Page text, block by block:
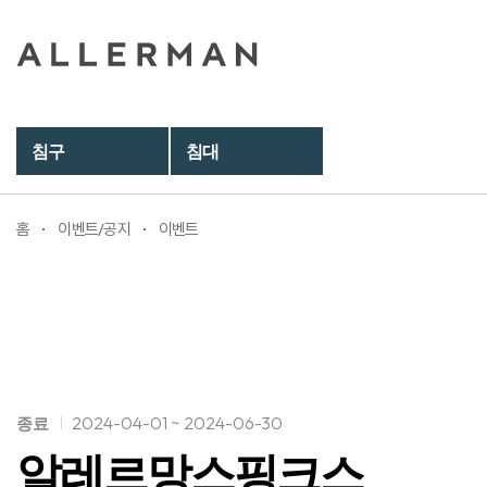
침구 침대
홈 이벤트/공지 이벤트
종료 2024-04-01 ~ 2024-06-30
알레르망스핑크스